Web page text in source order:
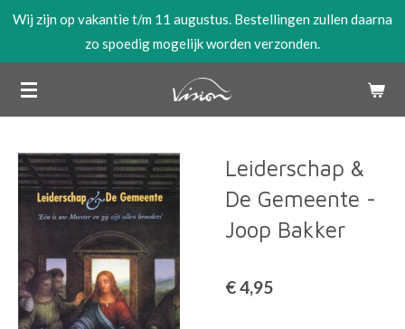
Ga
de
hoofdinhoud
Wij zijn op vakantie t/m 11 augustus. Bestellingen zullen daarna
zo spoedig mogelijk worden verzonden.
Leiderschap &
De Gemeente -
Joop Bakker
€ 4,95